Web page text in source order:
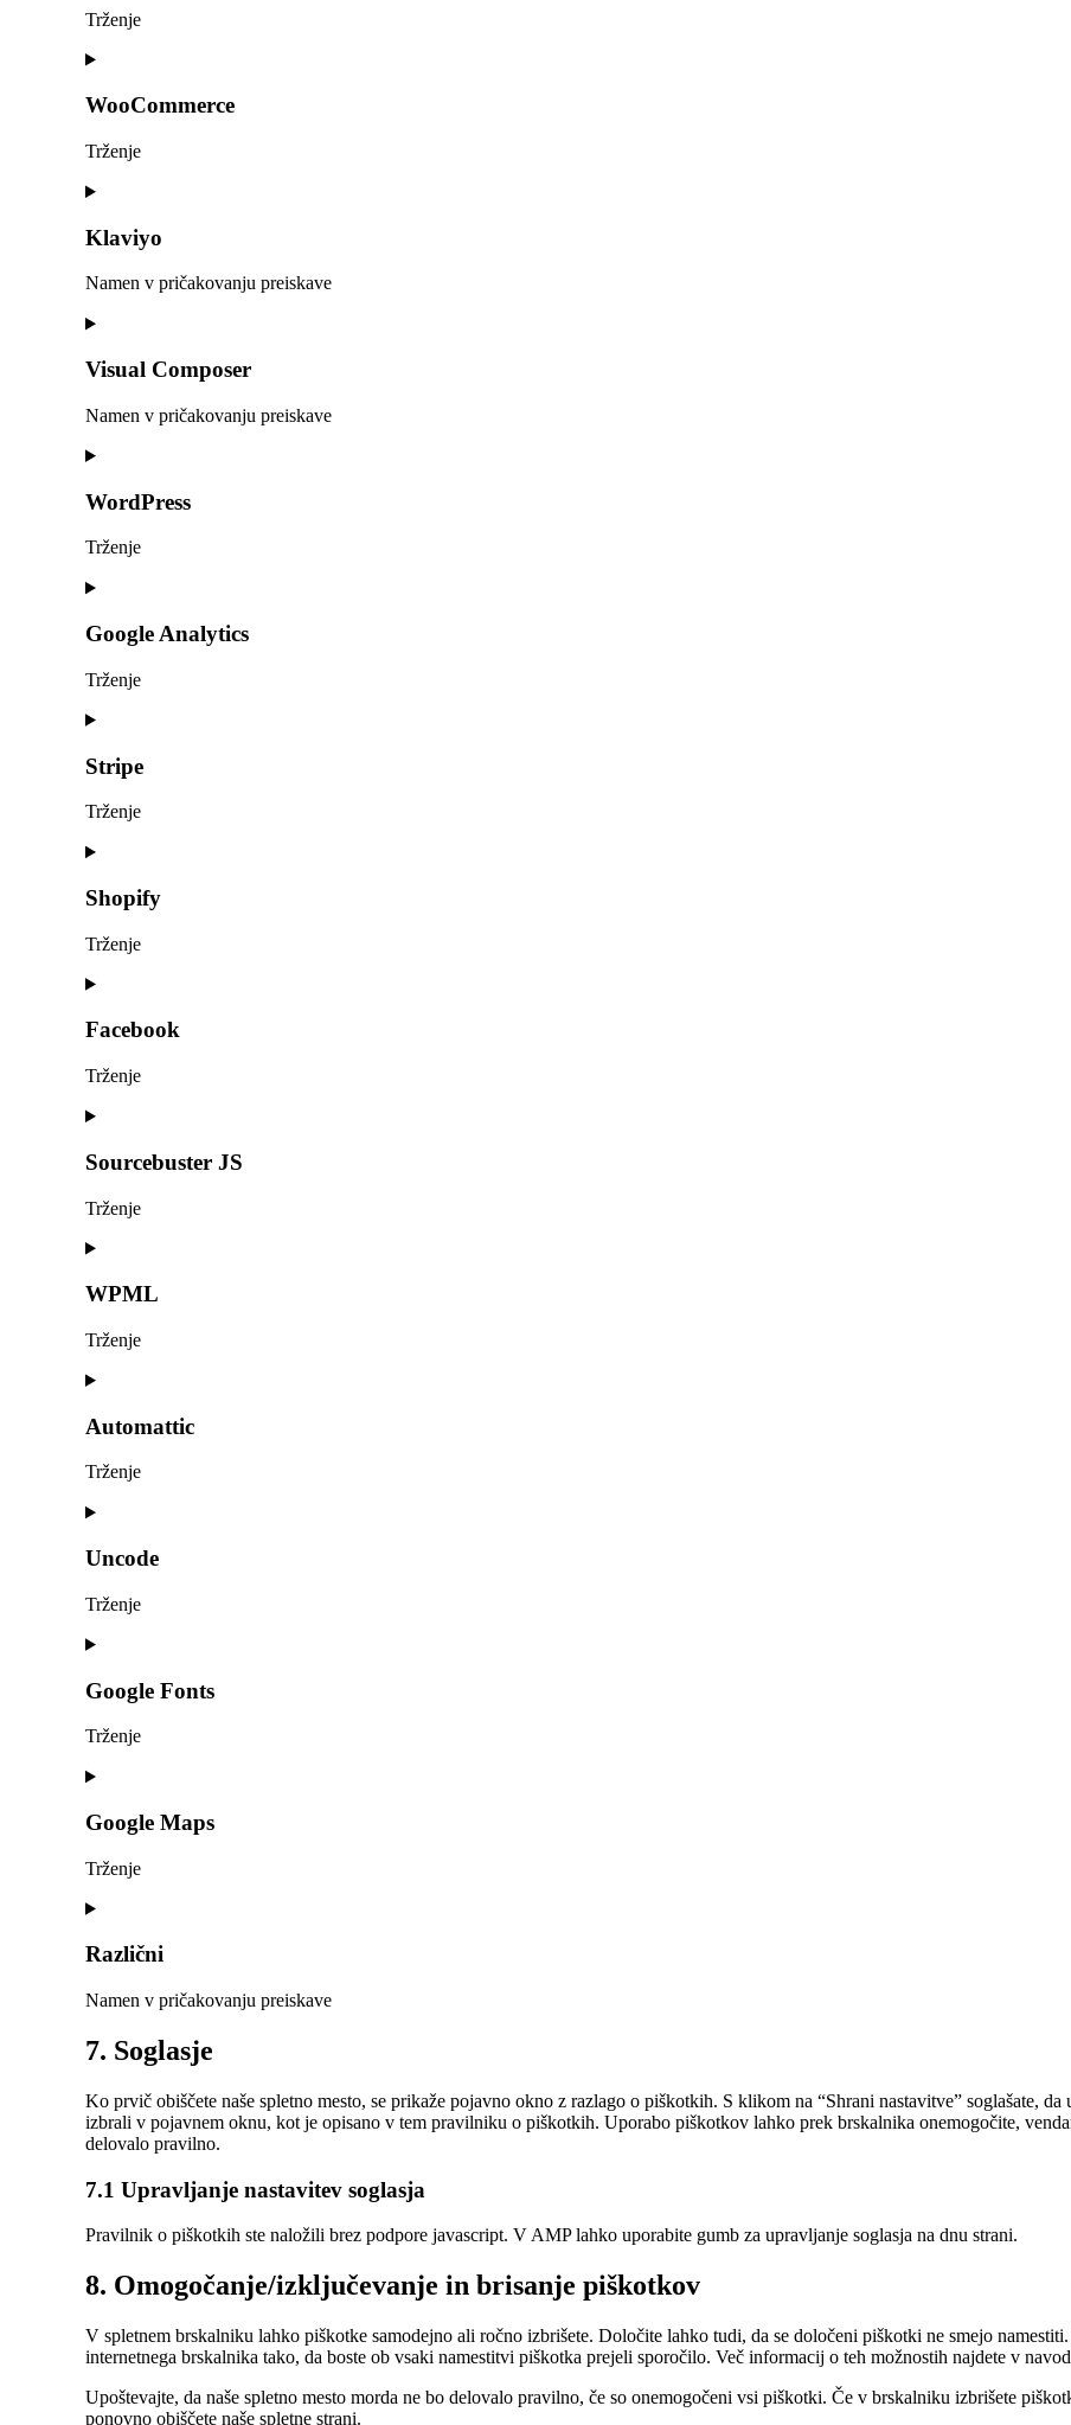
adsense
Trženje
Consent
service
WooCommerce
Trženje
Consent
service
woocommerce
Klaviyo
Namen v pričakovanju preiskave
Consent
service
Visual Composer
Namen v pričakovanju preiskave
Consent
service
composer
WordPress
Trženje
Consent
service
wordpress
Google Analytics
Trženje
Consent
service
google-
analytics
Stripe
Trženje
Consent
service
stripe
Shopify
Trženje
Consent
service
Facebook
Trženje
Consent
service
Sourcebuster JS
Trženje
Consent
service
js
WPML
Trženje
Consent
service
Automattic
Trženje
Consent
service
Uncode
Trženje
Consent
service
uncode
Google Fonts
Trženje
Consent
service
google-
fonts
Google Maps
Trženje
Consent
service
maps
Različni
Namen v pričakovanju preiskave
Consent
to
različni
7. Soglasje
Ko prvič obiščete naše spletno mesto, se prikaže pojavno okno z razlago o piškotkih. S klikom na “Shrani nastavitve” soglašate,
izbrali v pojavnem oknu, kot je opisano v tem pravilniku o piškotkih. Uporabo piškotkov lahko prek brskalnika onemogočite,
delovalo pravilno.
7.1 Upravljanje nastavitev soglasja
Pravilnik o piškotkih ste naložili brez podpore javascript. V AMP lahko uporabite gumb za upravljanje soglasja na dnu strani.
8. Omogočanje/izključevanje in brisanje piškotkov
V spletnem brskalniku lahko piškotke samodejno ali ročno izbrišete. Določite lahko tudi, da se določeni piškotki ne smejo
internetnega brskalnika tako, da boste ob vsaki namestitvi piškotka prejeli sporočilo. Več informacij o teh možnostih najdete v
Upoštevajte, da naše spletno mesto morda ne bo delovalo pravilno, če so onemogočeni vsi piškotki. Če v brskalniku izbrišete
ponovno obiščete naše spletne strani.